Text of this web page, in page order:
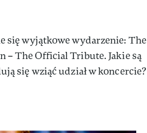
się wyjątkowe wydarzenie: The
– The Official Tribute. Jakie są
się wziąć udział w koncercie?